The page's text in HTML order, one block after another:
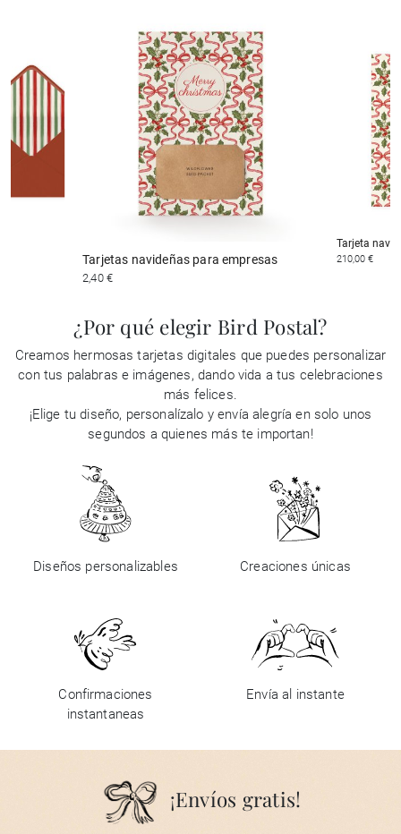
Tarjetas navideñas para empresas
2,40 €
Tarjeta
210,00 €
¿Por qué elegir Bird Postal?
Creamos hermosas tarjetas digitales que puedes personalizar
con tus palabras e imágenes, dando vida a tus celebraciones
más felices.
¡Elige tu diseño, personalízalo y envía alegría en solo unos
segundos a quienes más te importan!
Diseños personalizables Creaciones únicas
Confirmaciones
instantaneas
Envía al instante
¡Envíos gratis!